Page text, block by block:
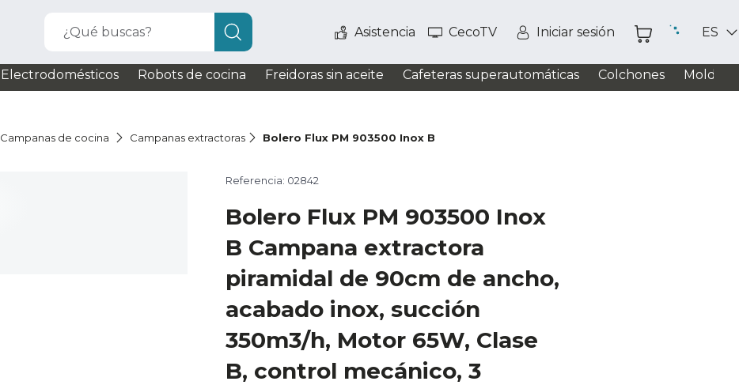
¿Qué buscas? Asistencia CecoTV Iniciar sesión ES
Electrodomésticos Robots de cocina Freidoras sin aceite Cafeteras superautomáticas Colchones
Campanas de cocina Campanas extractoras Bolero Flux PM 903500 Inox B
Referencia: 02842
Bolero Flux PM 903500 Inox
B Campana extractora
piramidal de 90cm de ancho,
acabado inox, succión
350m3/h, Motor 65W, Clase
B, control mecánico, 3